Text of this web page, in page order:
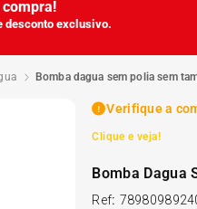
desconto exclusivo.
bomba dagua sem polia sem
Verifique a
Clique e veja!
Bomba Dagua
Ref:
2º Kit Pneu
3 º Bproauto
175 65r14
Kit 4 Pneu Xbri